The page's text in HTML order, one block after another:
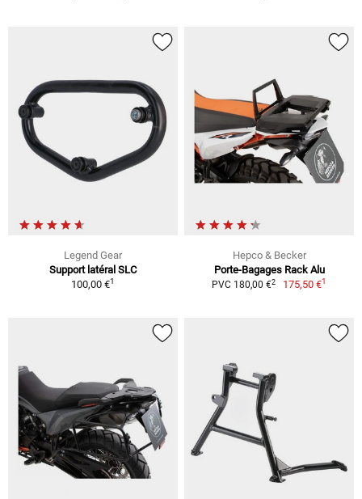
Legend Gear
Support latéral SLC
100,00 €1
Hepco & Becker
Porte-Bagages Rack Alu
PVC 180,00 €2 175,50 €1